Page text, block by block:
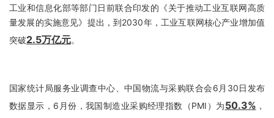
工业和信息化部等部门日前联合印发的《关于推动工业互联网高质
量发展的实施意见》提出，到2030年，工业互联网核心产业增加值
突破2.5万亿元。
国家统计局服务业调查中心、中国物流与采购联合会6月30日发布
数据显示，6月份，我国制造业采购经理指数（PMI）为50.3% ，